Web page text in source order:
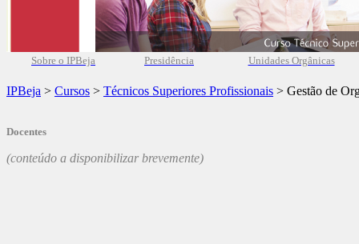
Sobre o IPBeja Presidência Unidades Orgânicas
IPBeja > Cursos > Técnicos Superiores Profissionais > Gestão de
Docentes
(conteúdo a disponibilizar brevemente)